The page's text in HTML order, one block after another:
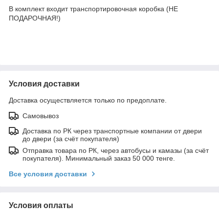
В комплект входит транспортировочная коробка (НЕ
ПОДАРОЧНАЯ!)
Условия доставки
Доставка осуществляется только по предоплате.
Самовывоз
Доставка по РК через транспортные компании от двери
до двери (за счёт покупателя)
Отправка товара по РК, через автобусы и камазы (за счёт
покупателя). Минимальный заказ 50 000 тенге.
Все условия доставки
Условия оплаты